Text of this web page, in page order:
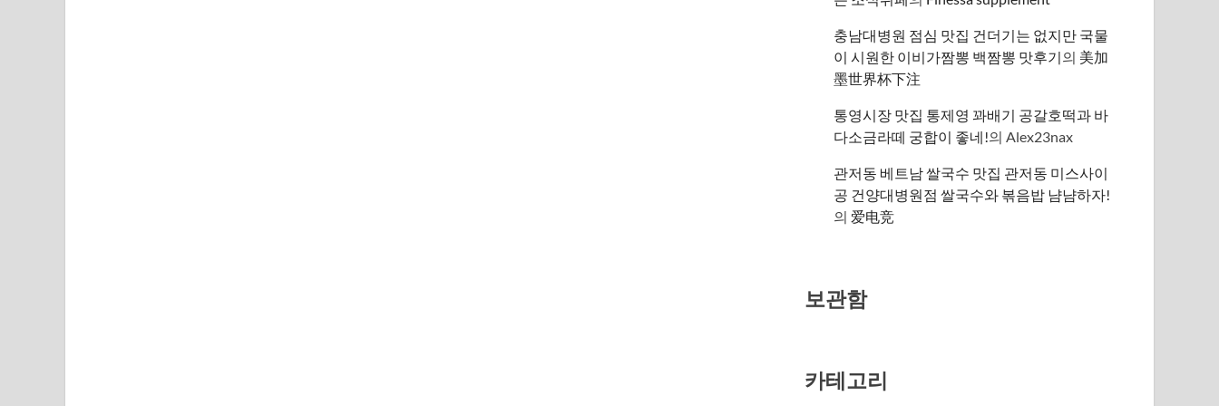
충남대병원 점심 맛집 건더기는 없지만 국물
이 시원한 이비가짬뽕 백짬뽕 맛후기의 美加
墨世界杯下注
통영시장 맛집 통제영 꽈배기 공갈호떡과 바
다소금라떼 궁합이 좋네!의Alex23nax
관저동 베트남 쌀국수 맛집 관저동 미스사이
공 건양대병원점 쌀국수와 볶음밥 냠냠하자!
의 爱电竞
보관함
카테고리